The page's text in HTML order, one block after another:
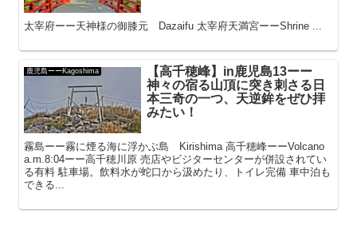
太宰府ーー天神様の御膝元 Dazaifu 太宰府天満宮ーーShrine ...
鹿児島ーーKagoshima
【高千穂峰】in鹿児島13ーー
神々の宿る山頂に突き刺さる日
本三奇の一つ、天逆鉾をぜひ拝
みたい！
霧島ーー霧に煙る海に浮かぶ島 Kirishima 高千穂峰ーーVolcano
a.m.8:04ーー高千穂川原 売店やビジターセンターが併設されてい
る有料 駐車場。飲料水が蛇口から汲めたり、トイレ完備 車中泊も
できる...